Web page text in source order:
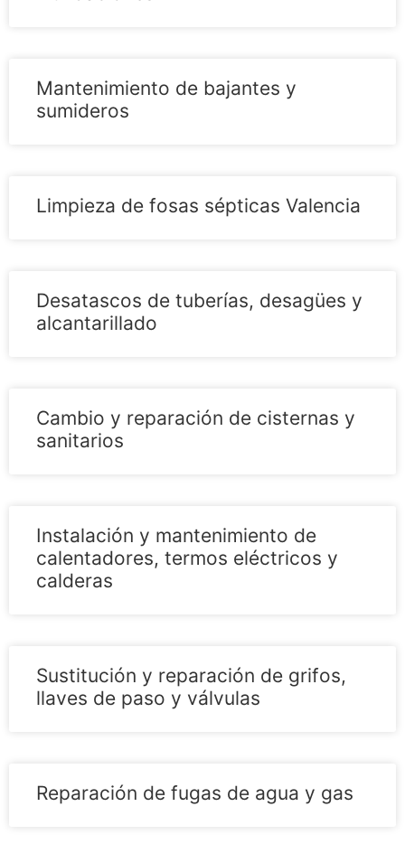
Mantenimiento de bajantes y
sumideros
Limpieza de fosas sépticas Valencia
Desatascos de tuberías, desagües y
alcantarillado
Cambio y reparación de cisternas y
sanitarios
Instalación y mantenimiento de
calentadores, termos eléctricos y
calderas
Sustitución y reparación de grifos,
llaves de paso y válvulas
Reparación de fugas de agua y gas